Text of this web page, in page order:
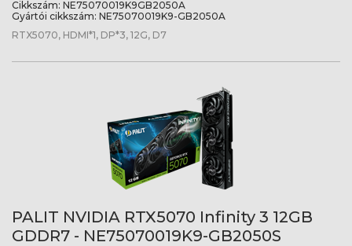
Cikkszám: NE75070019K9GB2050A
Gyártói cikkszám: NE75070019K9-GB2050A
RTX5070, HDMI*1, DP*3, 12G, D7
PALIT NVIDIA RTX5070 Infinity 3 12GB
GDDR7 - NE75070019K9-GB2050S